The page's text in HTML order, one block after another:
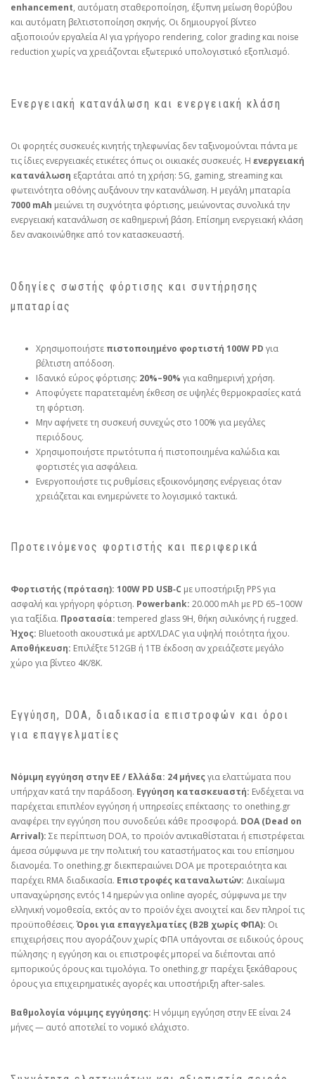
enhancement, αυτόματη σταθεροποίηση, έξυπνη μείωση θορύβου
και αυτόματη βελτιστοποίηση σκηνής. Οι δημιουργοί βίντεο
αξιοποιούν εργαλεία AI για γρήγορο rendering, color grading και noise
reduction χωρίς να χρειάζονται εξωτερικό υπολογιστικό εξοπλισμό.
Ενεργειακή κατανάλωση και ενεργειακή κλάση
Οι φορητές συσκευές κινητής τηλεφωνίας δεν ταξινομούνται πάντα με
τις ίδιες ενεργειακές ετικέτες όπως οι οικιακές συσκευές. Η ενεργειακή
κατανάλωση εξαρτάται από τη χρήση: 5G, gaming, streaming και
φωτεινότητα οθόνης αυξάνουν την κατανάλωση. Η μεγάλη μπαταρία
7000 mAh μειώνει τη συχνότητα φόρτισης, μειώνοντας συνολικά την
ενεργειακή κατανάλωση σε καθημερινή βάση. Επίσημη ενεργειακή κλάση
δεν ανακοινώθηκε από τον κατασκευαστή.
Οδηγίες σωστής φόρτισης και συντήρησης
μπαταρίας
Χρησιμοποιήστε πιστοποιημένο φορτιστή 100W PD για
βέλτιστη απόδοση.
Ιδανικό εύρος φόρτισης: 20%–90% για καθημερινή χρήση.
Αποφύγετε παρατεταμένη έκθεση σε υψηλές θερμοκρασίες κατά
τη φόρτιση.
Μην αφήνετε τη συσκευή συνεχώς στο 100% για μεγάλες
περιόδους.
Χρησιμοποιήστε πρωτότυπα ή πιστοποιημένα καλώδια και
φορτιστές για ασφάλεια.
Ενεργοποιήστε τις ρυθμίσεις εξοικονόμησης ενέργειας όταν
χρειάζεται και ενημερώνετε το λογισμικό τακτικά.
Προτεινόμενος φορτιστής και περιφερικά
Φορτιστής (πρόταση): 100W PD USB‑C με υποστήριξη PPS για
ασφαλή και γρήγορη φόρτιση. Powerbank: 20.000 mAh με PD 65–100W
για ταξίδια. Προστασία: tempered glass 9H, θήκη σιλικόνης ή rugged.
Ήχος: Bluetooth ακουστικά με aptX/LDAC για υψηλή ποιότητα ήχου.
Αποθήκευση: Επιλέξτε 512GB ή 1TB έκδοση αν χρειάζεστε μεγάλο
χώρο για βίντεο 4K/8K.
Εγγύηση, DOA, διαδικασία επιστροφών και όροι
για επαγγελματίες
Νόμιμη εγγύηση στην ΕΕ / Ελλάδα: 24 μήνεςγια ελαττώματα που
υπήρχαν κατά την παράδοση. Εγγύηση κατασκευαστή: Ενδέχεται να
παρέχεται επιπλέον εγγύηση ή υπηρεσίες επέκτασης· το onething.gr
αναφέρει την εγγύηση που συνοδεύει κάθε προσφορά. DOA (Dead on
Arrival): Σε περίπτωση DOA, το προϊόν αντικαθίσταται ή επιστρέφεται
άμεσα σύμφωνα με την πολιτική του καταστήματος και του επίσημου
διανομέα. Το onething.gr διεκπεραιώνει DOA με προτεραιότητα και
παρέχει RMA διαδικασία. Επιστροφές καταναλωτών: Δικαίωμα
υπαναχώρησης εντός 14 ημερών για online αγορές, σύμφωνα με την
ελληνική νομοθεσία, εκτός αν το προϊόν έχει ανοιχτεί και δεν πληροί τις
προϋποθέσεις.Όροι για επαγγελματίες (B2B χωρίς ΦΠΑ): Οι
επιχειρήσεις που αγοράζουν χωρίς ΦΠΑ υπάγονται σε ειδικούς όρους
πώλησης· η εγγύηση και οι επιστροφές μπορεί να διέπονται από
εμπορικούς όρους και τιμολόγια. Το onething.gr παρέχει ξεκάθαρους
όρους για επιχειρηματικές αγορές και υποστήριξη after‑sales.
Βαθμολογία νόμιμης εγγύησης: Η νόμιμη εγγύηση στην ΕΕ είναι 24
μήνες — αυτό αποτελεί το νομικό ελάχιστο.